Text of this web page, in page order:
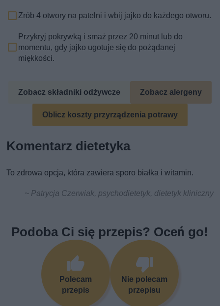
Zrób 4 otwory na patelni i wbij jajko do każdego otworu.
Przykryj pokrywką i smaż przez 20 minut lub do
momentu, gdy jajko ugotuje się do pożądanej
miękkości.
Zobacz składniki odżywcze Zobacz alergeny
Oblicz koszty przyrządzenia potrawy
Komentarz dietetyka
To zdrowa opcja, która zawiera sporo białka i witamin.
~ Patrycja Czerwiak, psychodietetyk, dietetyk kliniczny
Podoba Ci się przepis? Oceń go!
Polecam
przepis
Nie polecam
przepisu